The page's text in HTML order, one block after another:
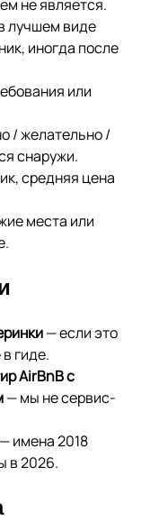
не является.
лучшем виде
иногда после
или
/ желательно /
снаружи.
средняя цена
места или
— если это
гиде.
AirBnB с
— мы не сервис-
имена 2018
в 2026.